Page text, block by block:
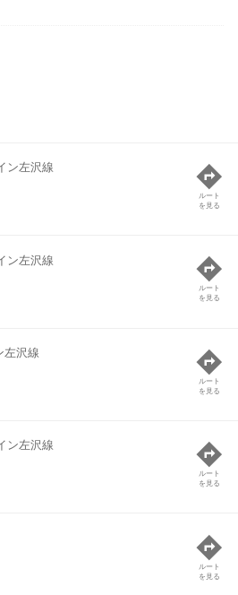
ン左沢線
ルート
を見る
ン左沢線
ルート
を見る
左沢線
ルート
を見る
ン左沢線
ルート
を見る
ルート
を見る